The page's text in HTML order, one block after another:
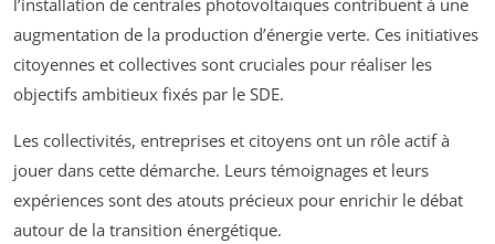
augmentation de la production d’énergie verte. Ces initiatives
citoyennes et collectives sont cruciales pour réaliser les
objectifs ambitieux fixés par le SDE.
Les collectivités, entreprises et citoyens ont un rôle actif à
jouer dans cette démarche. Leurs témoignages et leurs
expériences sont des atouts précieux pour enrichir le débat
autour de la transition énergétique.